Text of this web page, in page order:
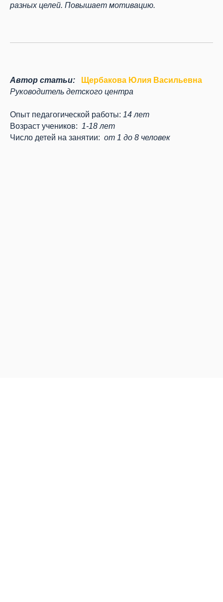
разных целей. Повышает мотивацию.
Автор статьи:
Щербакова Юлия Васильевна
Руководитель детского центра
Опыт педагогической работы: 14 лет
Возраст учеников: 1-18 лет
Число детей на занятии: от 1 до 8 человек